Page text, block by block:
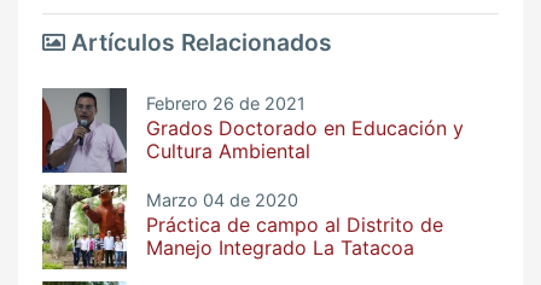
Artículos Relacionados
Febrero 26 de 2021
Grados Doctorado en Educación y
Cultura Ambiental
Marzo 04 de 2020
Práctica de campo al Distrito de
Manejo Integrado La Tatacoa